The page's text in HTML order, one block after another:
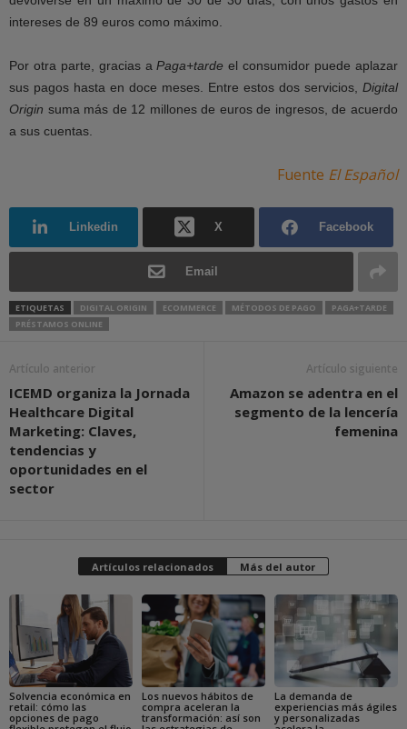
intereses de 89 euros como máximo.
Por otra parte, gracias aPaga+tarde el consumidor puede aplazar
sus pagos hasta en doce meses. Entre estos dos servicios, Digital
Origin suma más de 12 millones de euros de ingresos, de acuerdo
a sus cuentas.
Fuente El Español
Linkedin X Facebook
Email
ETIQUETAS DIGITAL ORIGIN ECOMMERCE MÉTODOS DE PAGO
PAGA+TARDE
PRÉSTAMOS ONLINE
Artículo anterior
ICEMD organiza la Jornada
Healthcare Digital
Marketing: Claves,
tendencias y
oportunidades en el
sector
Artículo siguiente
Amazon se adentra en el
segmento de la lencería
femenina
Artículos relacionados Más del autor
Solvencia económica en
retail: cómo las
opciones de pago
Los nuevos hábitos de
compra aceleran la
transformación: así son
La demanda de
experiencias más ágiles
y personalizadas